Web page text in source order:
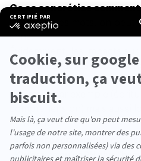
Ça se concrétise comment
identifier des mots, on peut
sons.
Évidemment, les impacts
sont assez faciles à
dyslexique peut être mise
des mails par exemple
en réunion.
LA RÉDACTION VOUS
Qu’est-ce qu’un RH plus